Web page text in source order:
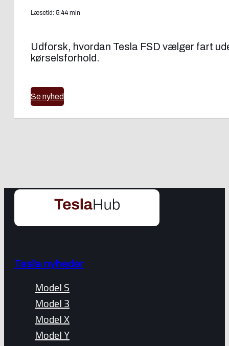
Læsetid: 5:44 min
Udforsk, hvordan Tesla FSD vælger fart
kørselsforhold.
Se nyhed
Tesla nyheder
Model S
Model 3
Model X
Model Y